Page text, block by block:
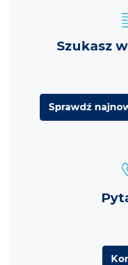
Szukasz
Sprawdź